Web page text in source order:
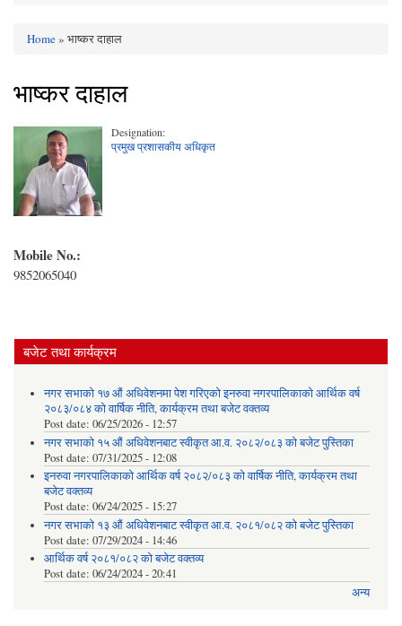
Home» भाष्कर दाहाल
भाष्कर दाहाल
Designation:
प्रमुख प्रशासकीय अधिकृत
Mobile No.:
9852065040
बजेट तथा कार्यक्रम
नगर सभाको १७ औं अधिवेशनमा पेश गरिएको इनरुवा नगरपालिकाको आर्थिक वर्ष
२०८३/०८४ को वार्षिक नीति, कार्यक्रम तथा बजेट वक्तव्य
Post date: 06/25/2026 - 12:57
नगर सभाको १५ औं अधिवेशनबाट स्वीकृत आ.व. २०८२/०८३ को बजेट पुस्तिका
Post date: 07/31/2025 - 12:08
इनरुवा नगरपालिकाको आर्थिक वर्ष २०८२/०८३ को वार्षिक नीति, कार्यक्रम तथा
बजेट वक्तव्य
Post date: 06/24/2025 - 15:27
नगर सभाको १३ औं अधिवेशनबाट स्वीकृत आ.व. २०८१/०८२ को बजेट पुस्तिका
Post date: 07/29/2024 - 14:46
आर्थिक वर्ष २०८१/०८२ को बजेट वक्तव्य
Post date: 06/24/2024 - 20:41
अन्य